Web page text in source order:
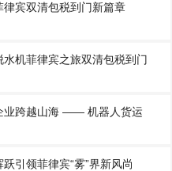
宾双清包税到门新篇章
机菲律宾之旅双清包税到门
业跨越山海 —— 机器人货运
引领菲律宾“雾”界新风尚